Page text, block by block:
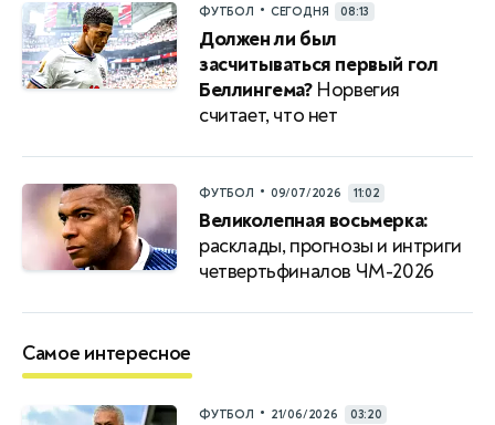
ФУТБОЛ • СЕГОДНЯ 08:13
Должен ли был
засчитываться первый гол
Беллингема?Норвегия
считает, что нет
ФУТБОЛ • 09/07/2026 11:02
Великолепная восьмерка:
расклады, прогнозы и интриги
четвертьфиналов ЧМ-2026
Самое интересное
ФУТБОЛ • 21/06/2026 03:20